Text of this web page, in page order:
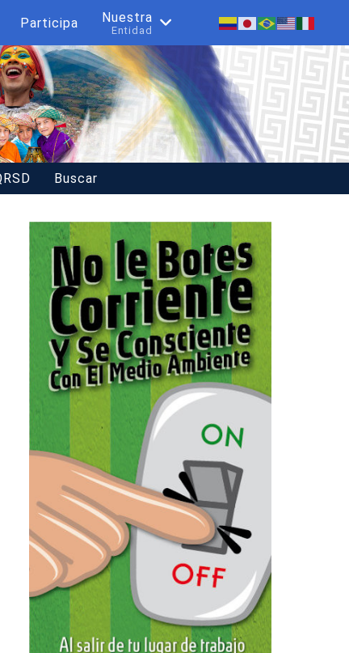
Participa Nuestra
Entidad
Buscar